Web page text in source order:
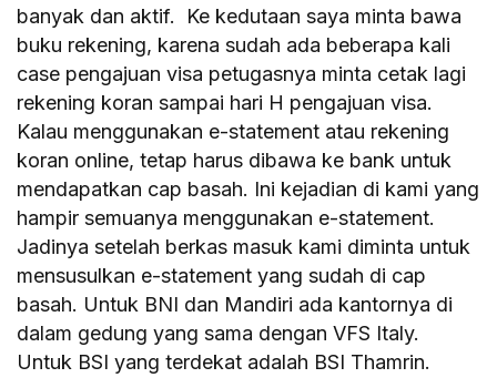
banyak dan aktif. Ke kedutaan saya minta bawa
buku rekening, karena sudah ada beberapa kali
case pengajuan visa petugasnya minta cetak lagi
rekening koran sampai hari H pengajuan visa.
Kalau menggunakan e-statement atau rekening
koran online, tetap harus dibawa ke bank untuk
mendapatkan cap basah. Ini kejadian di kami yang
hampir semuanya menggunakan e-statement.
Jadinya setelah berkas masuk kami diminta untuk
mensusulkan e-statement yang sudah di cap
basah. Untuk BNI dan Mandiri ada kantornya di
dalam gedung yang sama dengan VFS Italy.
Untuk BSI yang terdekat adalah BSI Thamrin.